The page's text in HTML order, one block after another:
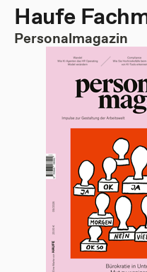
Haufe
Personalmagazin